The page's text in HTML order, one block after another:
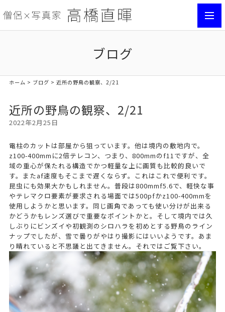
ブログ
ホーム > ブログ > 近所の野鳥の観察、2/21
近所の野鳥の観察、2/21
2022年2月25日
電柱のカットは部屋から狙っています。他は境内の敷地内で。
z100-400mmに2倍テレコン、つまり、800mmのf11ですが、全
域の重心が保たれる構造でかつ軽量な上に画質も比較的良いで
す。またaf速度もそこまで遅くならず。これはこれで便利です。
昆虫にも効果大かもしれません。普段は800mmf5.6で、軽快な事
やテレマクロ要素が要求される場面では500pfかz100-400mmを
使用しようかと思います。同じ画角であっても使い分けが出来る
かどうかもレンズ選びで重要なポイントかと。そして境内では久
しぶりにビンズイや初観測のシロハラを初めとする野鳥のライン
ナップでしたが、雪で曇りがやはり撮影にはいいようです。あま
り晴れていると不思議と出てきません。それではご覧下さい。